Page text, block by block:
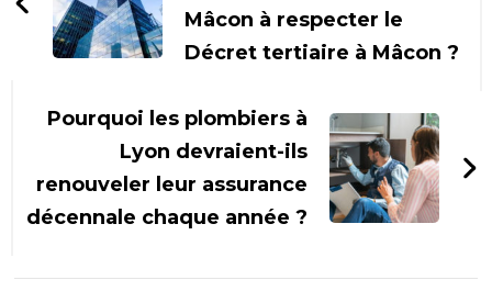
Mâcon à respecter le
Décret tertiaire à Mâcon ?
Pourquoi les plombiers à
Lyon devraient-ils
renouveler leur assurance
décennale chaque année ?